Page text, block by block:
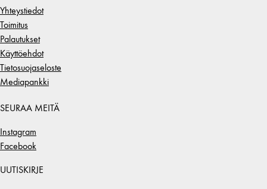
Yhteystiedot
Toimitus
Palautukset
Käyttöehdot
Tietosuojaseloste
Mediapankki
SEURAA MEITÄ
Instagram
Facebook
UUTISKIRJE